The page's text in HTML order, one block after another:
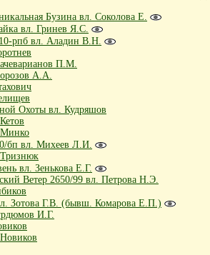
Бузина вл. Соколова Е.
вл. Гринев Я.С.
рпб вл. Аладин В.Н.
П.М.
А.А.
Охоты вл. Кудряшов
Минко
бп вл. Михеев Л.И.
вл. Зенькова Е.Г.
Ветер 2650/99 вл. Петрова Н.Э.
Зотова Г.В. (бывш. Комарова Е.П.)
И.Г.